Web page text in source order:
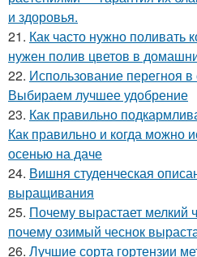
и здоровья.
21. Как часто нужно поливать
нужен полив цветов в
22. Использование перегноя в
Выбираем лучшее удобрение
23. Как правильно
Как правильно и когда можно
осенью на даче
24. Вишня студенческая
выращивания
25. Почему вырастает мелкий
почему озимый чеснок
26. Лучшие сорта гортензии